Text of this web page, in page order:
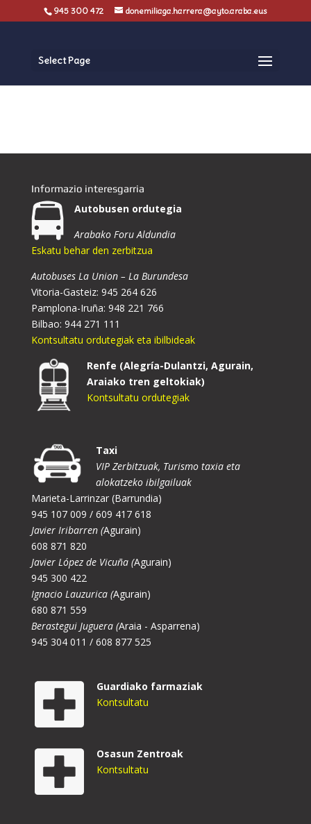
945 300 472 donemiliaga.harrera@ayto.araba.eus
Select Page
Informazio interesgarria
Autobusen ordutegia
Arabako Foru Aldundia
Eskatu behar den zerbitzua
Autobuses La Union – La Burundesa
Vitoria-Gasteiz: 945 264 626
Pamplona-Iruña: 948 221 766
Bilbao: 944 271 111
Kontsultatu ordutegiak eta ibilbideak
Renfe (Alegría-Dulantzi, Agurain,
Araiako tren geltokiak)
Kontsultatu ordutegiak
Taxi
VIP Zerbitzuak, Turismo taxia eta
alokatzeko ibilgailuak
Marieta-Larrinzar (Barrundia)
945 107 009 / 609 417 618
Javier Iribarren (Agurain)
608 871 820
Javier López de Vicuña (Agurain)
945 300 422
Ignacio Lauzurica (Agurain)
680 871 559
Berastegui Juguera (Araia - Asparrena)
945 304 011 / 608 877 525
Guardiako farmaziak
Kontsultatu
Osasun Zentroak
Kontsultatu